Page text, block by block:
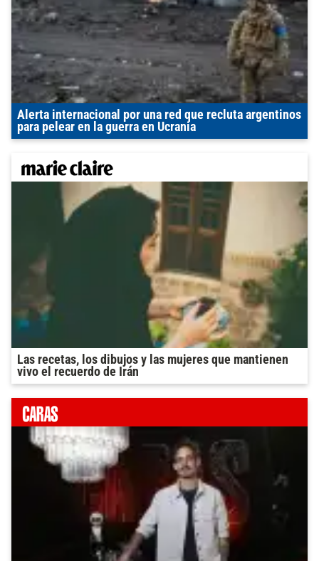
Alerta internacional por una red que recluta argentinos
para pelear en la guerra en Ucrania
Las recetas, los dibujos y las mujeres que mantienen
vivo el recuerdo de Irán